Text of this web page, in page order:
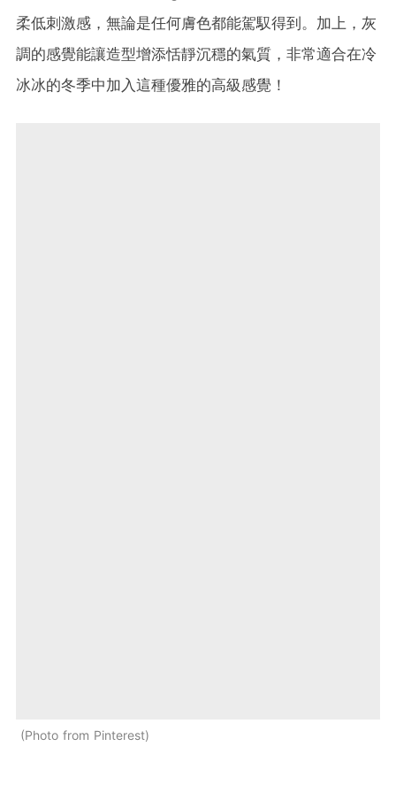
柔低刺激感，無論是任何膚色都能駕馭得到。加上，灰
調的感覺能讓造型增添恬靜沉穩的氣質，非常適合在冷
冰冰的冬季中加入這種優雅的高級感覺！
Photo from Pinterest